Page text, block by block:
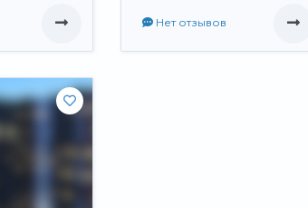
Нет отзывов